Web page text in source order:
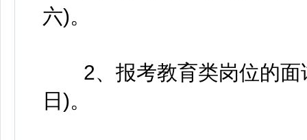
六)。
2、报考教育类岗位的面
日)。